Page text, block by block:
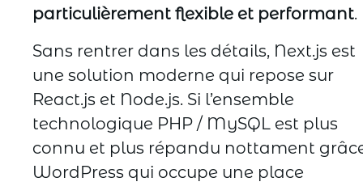
particulièrement flexible et performant.
Sans rentrer dans les détails, Next.js est
une solution moderne qui repose sur
React.js et Node.js. Si l’ensemble
technologique PHP / MySQL est plus
connu et plus répandu nottament
WordPress qui occupe une place